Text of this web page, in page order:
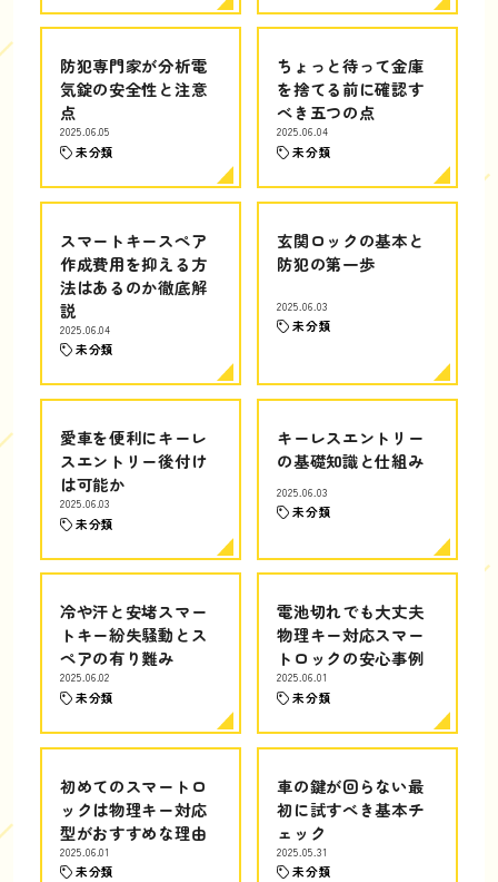
防犯専門家が分析電
気錠の安全性と注意
点
2025.06.05
未分類
ちょっと待って金庫
を捨てる前に確認す
べき五つの点
2025.06.04
未分類
スマートキースペア
作成費用を抑える方
法はあるのか徹底解
説
2025.06.04
未分類
玄関ロックの基本と
防犯の第一歩
2025.06.03
未分類
愛車を便利にキーレ
スエントリー後付け
は可能か
2025.06.03
未分類
キーレスエントリー
の基礎知識と仕組み
2025.06.03
未分類
冷や汗と安堵スマー
トキー紛失騒動とス
ペアの有り難み
2025.06.02
未分類
電池切れでも大丈夫
物理キー対応スマー
トロックの安心事例
2025.06.01
未分類
初めてのスマートロ
ックは物理キー対応
型がおすすめな理由
2025.06.01
未分類
車の鍵が回らない最
初に試すべき基本チ
ェック
2025.05.31
未分類